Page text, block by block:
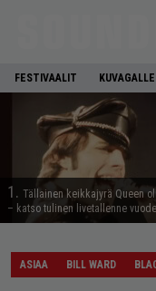
FESTIVAALIT
1. Tällainen keikkajyrä Queen
– katso tulinen livetallenne
ASIAA BILL WARD